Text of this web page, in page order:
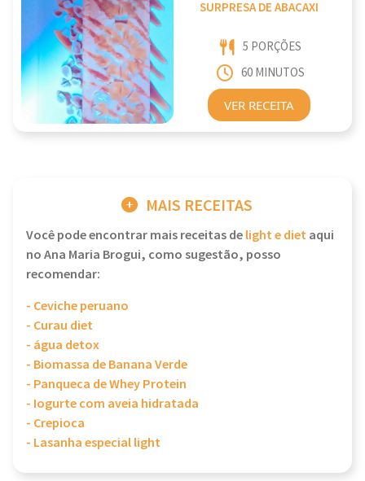
SURPRESA DE ABACAXI
5 PORÇÕES
60 MINUTOS
VER RECEITA
MAIS RECEITAS
Você pode encontrar mais receitas delight e dietaqui
no Ana Maria Brogui, como sugestão, posso
recomendar:
- Ceviche peruano
- Curau diet
- água detox
- Biomassa de Banana Verde
- Panqueca de Whey Protein
- Iogurte com aveia hidratada
- Crepioca
- Lasanha especial light